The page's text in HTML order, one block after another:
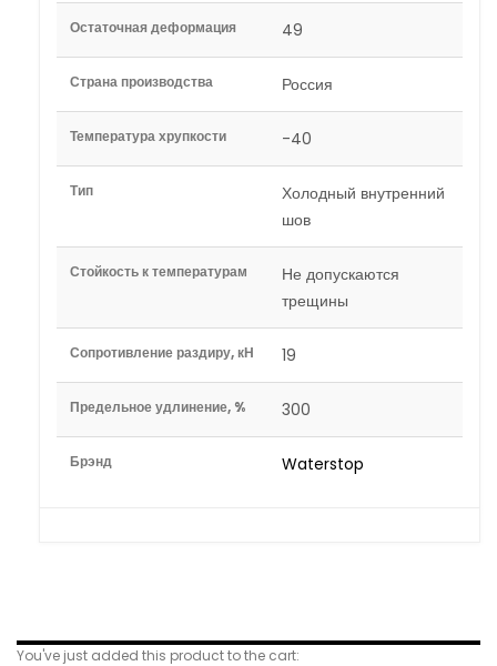
Остаточная деформация 49
Страна производства Россия
Температура хрупкости -40
Тип
Холодный внутренний
шов
Стойкость к температурам
Не допускаются
трещины
Сопротивление раздиру, кН 19
Предельное удлинение, % 300
Брэнд Waterstop
You've just added this product to the cart: